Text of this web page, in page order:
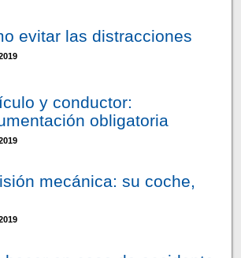
evitar las distracciones
y conductor:
obligatoria
mecánica: su coche,